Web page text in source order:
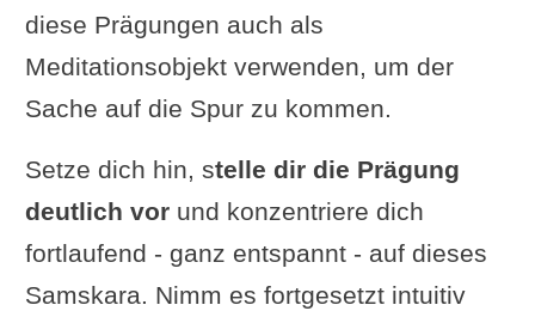
diese Prägungen auch als
Meditationsobjekt verwenden, um der
Sache auf die Spur zu kommen.
Setze dich hin, stelle dir die Prägung
deutlich vorund konzentriere dich
fortlaufend - ganz entspannt - auf dieses
Samskara. Nimm es fortgesetzt intuitiv